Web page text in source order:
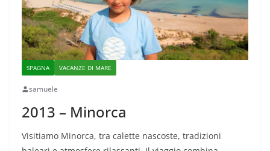
SPAGNA VACANZE DI MARE
samuele
2013 – Minorca
Visitiamo Minorca, tra calette nascoste, tradizioni